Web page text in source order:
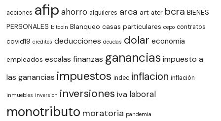
acciones afip ahorro alquileres arca art ater bcra BIENES
PERSONALES bitcoin Blanqueo casas particulares cepo contratos
covid19 creditos deducciones deudas dolar economia
empleados escalas finanzas ganancias impuesto a
las ganancias impuestos indec inflacion inflación
inmuebles inversion inversiones iva laboral
monotributo moratoria pandemia